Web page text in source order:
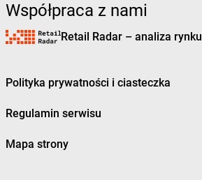
Współpraca z nami
Retail Radar – analiza rynku
Polityka prywatności i ciasteczka
Regulamin serwisu
Mapa strony